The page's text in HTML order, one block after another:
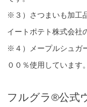
※３）さつまいも加工
イートポテト株式会社
※４）メープルシュガ
００％使用しています。
フルグラ®公式